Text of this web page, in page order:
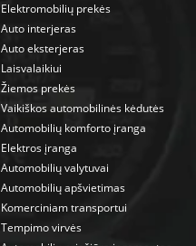
Elektromobilių prekės
Auto interjeras
Auto eksterjeras
Laisvalaikiui
Žiemos prekės
Vaikiškos automobilinės kėdutės
Automobilių komforto įranga
Elektros įranga
Automobilių valytuvai
Automobilių apšvietimas
Komerciniam transportui
Tempimo virvės